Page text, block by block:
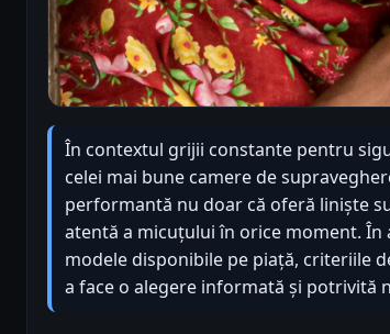
În contextul grijii constante pentru
celei mai bune camere de
performantă nu doar că oferă liniște
atentă a micuțului în orice moment. În
modele disponibile pe piață, criteriile
a face o alegere informată și potrivită